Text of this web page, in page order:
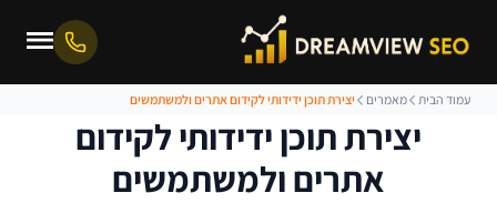
עמוד הבית מאמרים יצירת תוכן ידידותי לקידום אתרים ולמשתמשים
יצירת תוכן ידידותי לקידום
אתרים ולמשתמשים